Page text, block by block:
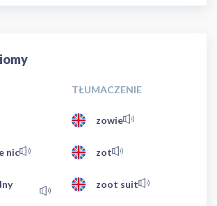
TŁUMACZENIE
zowie
nic zot
zoot suit